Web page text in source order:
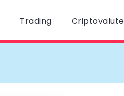
Trading
Criptovalute